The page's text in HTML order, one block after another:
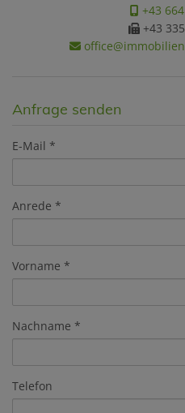
+43
+43
Anfrage senden
E-Mail
Anrede
Vorname
Nachname
Telefon